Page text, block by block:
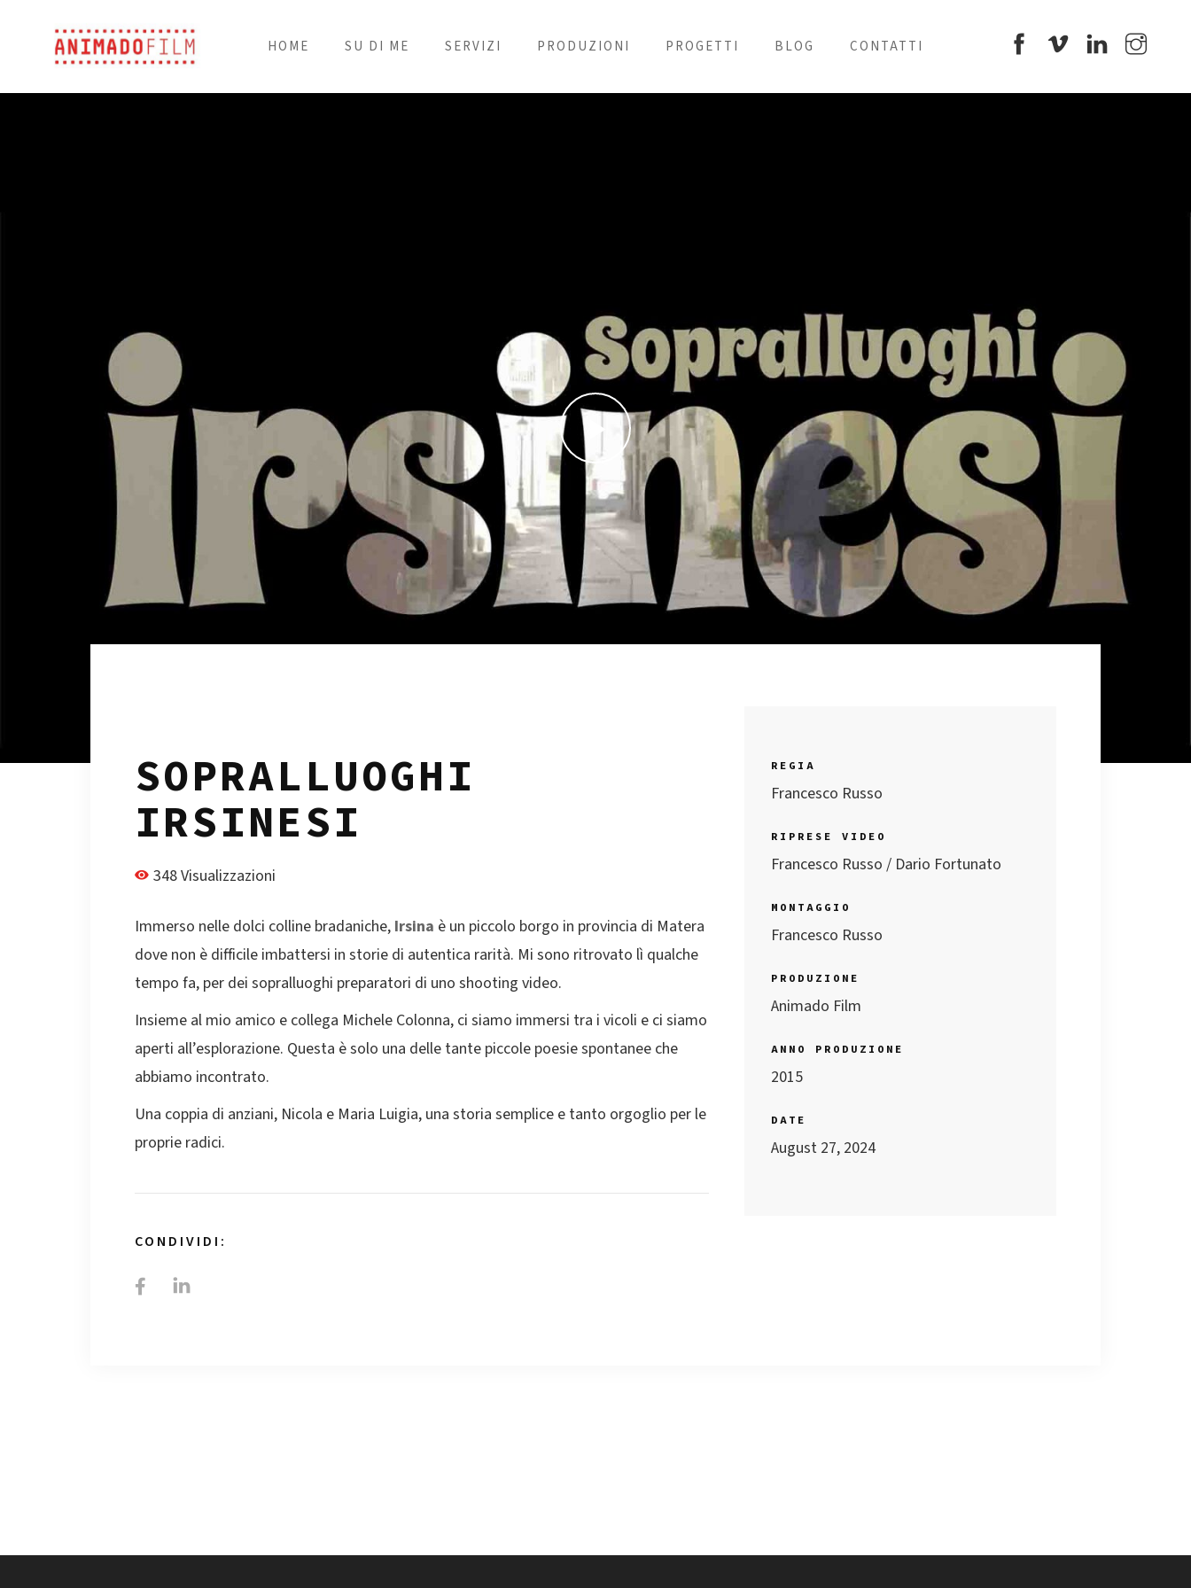
HOME SU DI ME SERVIZI PRODUZIONI PROGETTI BLOG CONTATTI
SOPRALLUOGHI
IRSINESI
348 Visualizzazioni
Immerso nelle dolci colline bradaniche, Irsina è un piccolo borgo in provincia di Matera
dove non è difficile imbattersi in storie di autentica rarità. Mi sono ritrovato lì qualche
tempo fa, per dei sopralluoghi preparatori di uno shooting video.
Insieme al mio amico e collega Michele Colonna, ci siamo immersi tra i vicoli e ci siamo
aperti all’esplorazione. Questa è solo una delle tante piccole poesie spontanee che
abbiamo incontrato.
Una coppia di anziani, Nicola e Maria Luigia, una storia semplice e tanto orgoglio per le
proprie radici.
CONDIVIDI:
REGIA
Francesco Russo
RIPRESE VIDEO
Francesco Russo / Dario Fortunato
MONTAGGIO
Francesco Russo
PRODUZIONE
Animado Film
ANNO PRODUZIONE
2015
DATE
August 27, 2024